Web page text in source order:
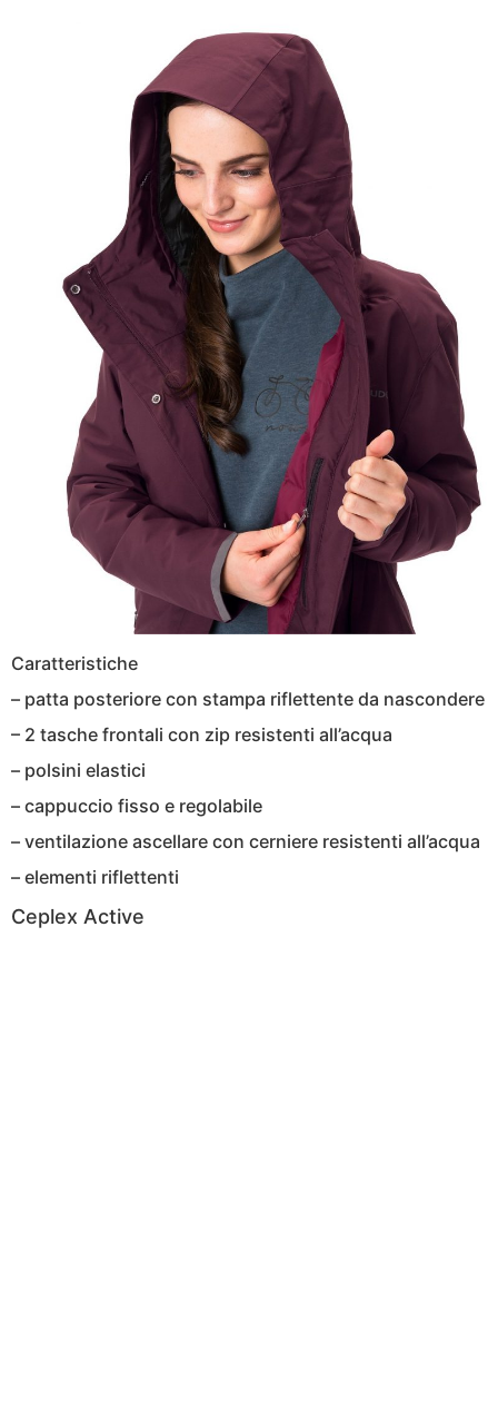
Caratteristiche
– patta posteriore con stampa riflettente da nascondere
– 2 tasche frontali con zip resistenti all’acqua
– polsini elastici
– cappuccio fisso e regolabile
– ventilazione ascellare con cerniere resistenti all’acqua
– elementi riflettenti
Ceplex Active